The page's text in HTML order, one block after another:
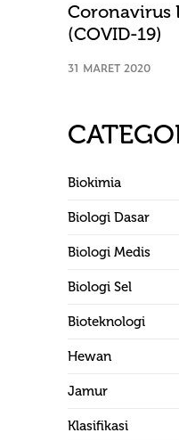
Coronavirus
(COVID-19)
31 MARET 2020
Biokimia
Biologi Dasar
Biologi Medis
Biologi Sel
Bioteknologi
Hewan
Jamur
Klasifikasi